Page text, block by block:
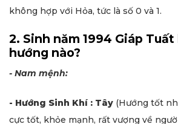
không hợp với Hỏa, tức là số 0 và 1.
2. Sinh năm 1994 Giáp
hướng nào?
- Nam mệnh:
- Hướng Sinh Khí : Tây (Hướng tốt
cực tốt, khỏe mạnh, rất vượng về